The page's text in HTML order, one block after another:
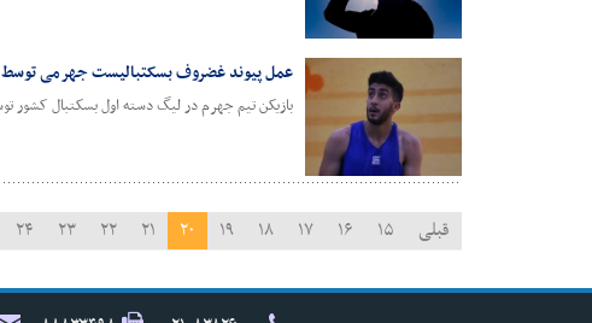
عمل پیوند غضروف بسکتبالیست جهرمی
بازیکن تیم جهرم در لیگ دسته اول بسکتبال کشور
قبلی ۱۵ ۱۶ ۱۷ ۱۸ ۱۹ ۲۰ ۲۱ ۲۲ ۲۳ ۲۴